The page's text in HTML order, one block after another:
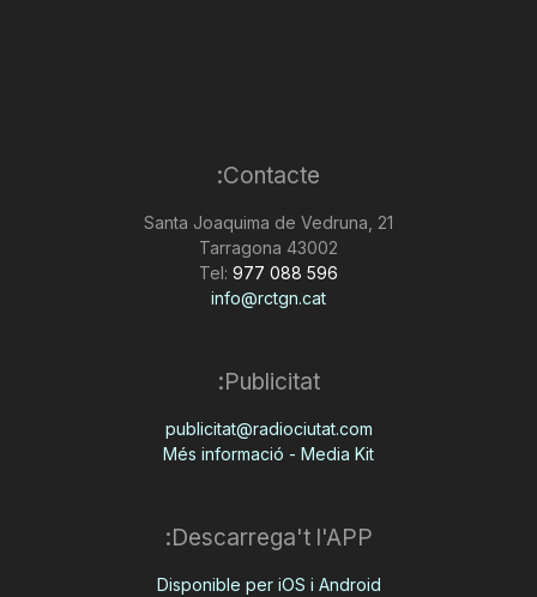
Contacte:
Santa Joaquima de Vedruna, 21
43002 Tarragona
Tel: 977 088 596
info@rctgn.cat
Publicitat:
publicitat@radiociutat.com
Més informació - Media Kit
Descarrega't l'APP:
Disponible per iOS i Android